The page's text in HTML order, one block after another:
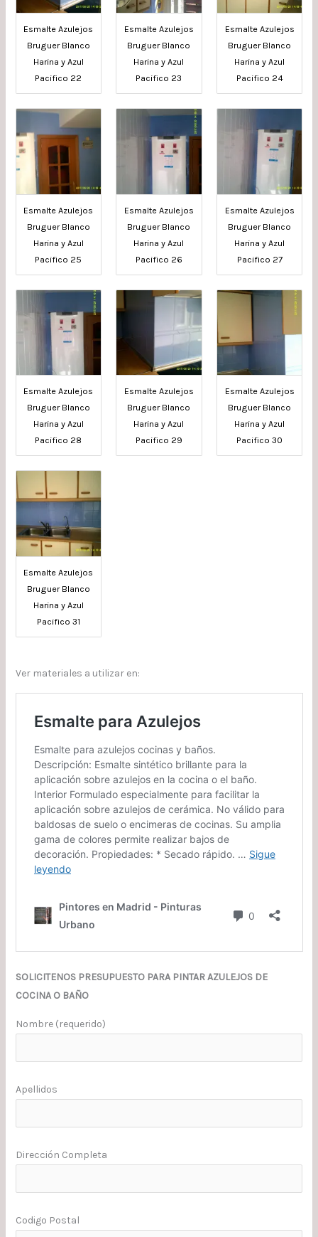
Esmalte Azulejos
Bruguer Blanco
Harina y Azul
Pacifico 22
Esmalte Azulejos
Bruguer Blanco
Harina y Azul
Pacifico 23
Esmalte Azulejos
Bruguer Blanco
Harina y Azul
Pacifico 24
Esmalte Azulejos
Bruguer Blanco
Harina y Azul
Pacifico 25
Esmalte Azulejos
Bruguer Blanco
Harina y Azul
Pacifico 26
Esmalte Azulejos
Bruguer Blanco
Harina y Azul
Pacifico 27
Esmalte Azulejos
Bruguer Blanco
Harina y Azul
Pacifico 28
Esmalte Azulejos
Bruguer Blanco
Harina y Azul
Pacifico 29
Esmalte Azulejos
Bruguer Blanco
Harina y Azul
Pacifico 30
Esmalte Azulejos
Bruguer Blanco
Harina y Azul
Pacifico 31
Ver materiales a utilizar en:
SOLICITENOS PRESUPUESTO PARA PINTAR AZULEJOS DE
COCINA O BAÑO
Nombre (requerido)
Apellidos
Dirección Completa
Codigo Postal